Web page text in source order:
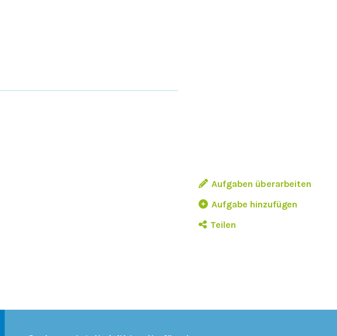
Aufgaben überarbeiten
Aufgabe hinzufügen
Teilen